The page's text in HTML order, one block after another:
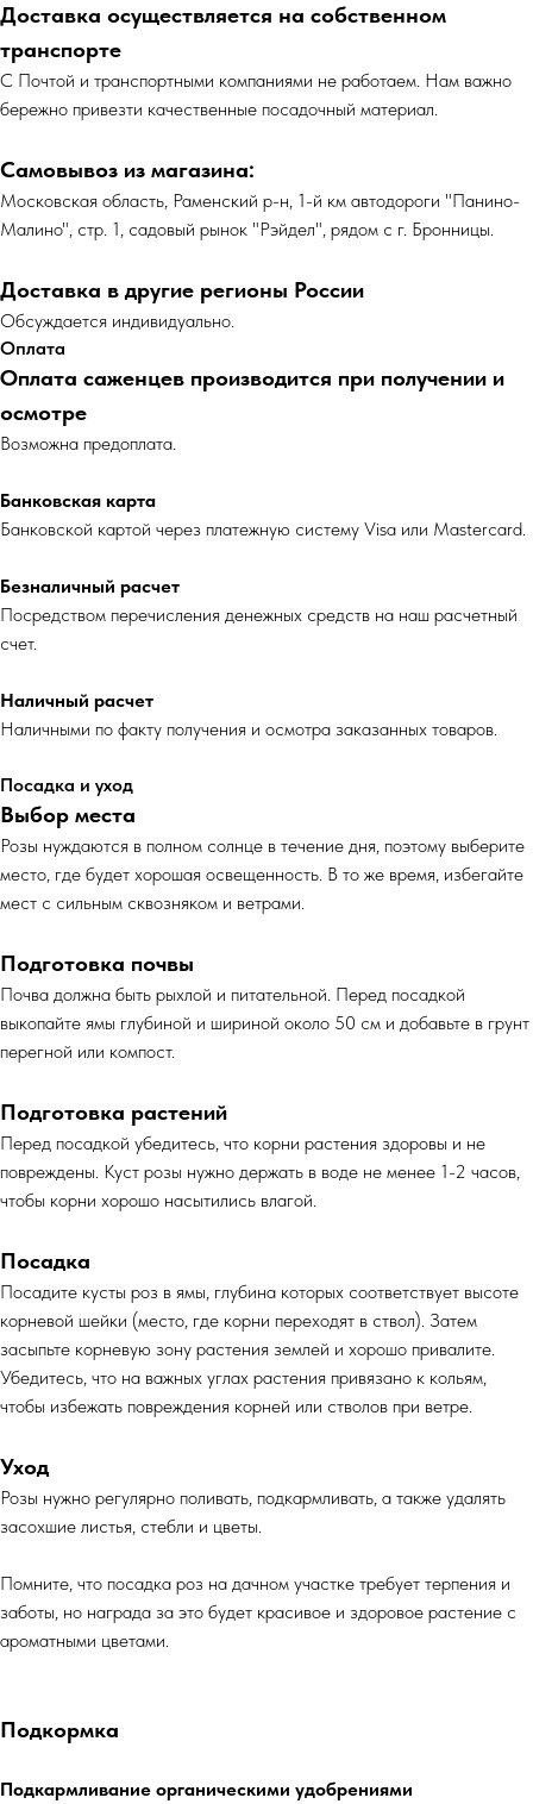
Доставка осуществляется на собственном
транспорте
С Почтой и транспортными компаниями не работаем. Нам важно
бережно привезти качественные посадочный материал.
Самовывоз из магазина:
Московская область, Раменский р-н, 1-й км автодороги "Панино-
Малино", стр. 1, садовый рынок "Рэйдел", рядом с г. Бронницы.
Доставка в другие регионы России
Обсуждается индивидуально.
Оплата
Оплата саженцев производится при получении и
осмотре
Возможна предоплата.
Банковская карта
Банковской картой через платежную систему Visa или Mastercard.
Безналичный расчет
Посредством перечисления денежных средств на наш расчетный
счет.
Наличный расчет
Наличными по факту получения и осмотра заказанных товаров.
Посадка и уход
Выбор места
Розы нуждаются в полном солнце в течение дня, поэтому выберите
место, где будет хорошая освещенность. В то же время, избегайте
мест с сильным сквозняком и ветрами.
Подготовка почвы
Почва должна быть рыхлой и питательной. Перед посадкой
выкопайте ямы глубиной и шириной около 50 см и добавьте в грунт
перегной или компост.
Подготовка растений
Перед посадкой убедитесь, что корни растения здоровы и не
повреждены. Куст розы нужно держать в воде не менее 1-2 часов,
чтобы корни хорошо насытились влагой.
Посадка
Посадите кусты роз в ямы, глубина которых соответствует высоте
корневой шейки (место, где корни переходят в ствол). Затем
засыпьте корневую зону растения землей и хорошо привалите.
Убедитесь, что на важных углах растения привязано к кольям,
чтобы избежать повреждения корней или стволов при ветре.
Уход
Розы нужно регулярно поливать, подкармливать, а также удалять
засохшие листья, стебли и цветы.
Помните, что посадка роз на дачном участке требует терпения и
заботы, но награда за это будет красивое и здоровое растение с
ароматными цветами.
Подкормка
Подкармливание органическими удобрениями